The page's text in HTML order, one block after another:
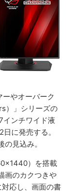
やオーバーク
）」シリーズの
インチワイド液
に発売する。
見込み。
）を搭載
画のカクつきや
応し、画面の書